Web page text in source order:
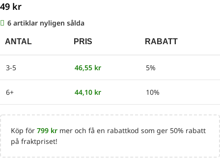
49 kr
6
ANTAL PRIS RABATT
3-5 46,55 kr 5%
6+ 44,10 kr 10%
Köp för 799 kr mer och få en rabattkod som ger 50% rabatt
på fraktpriset!